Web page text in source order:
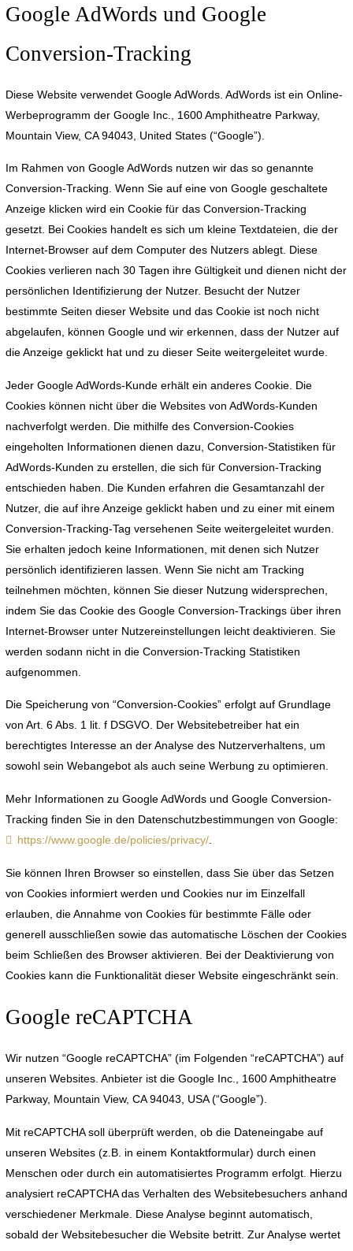
Google AdWords und Google
Conversion-Tracking
Diese Website verwendet Google AdWords. AdWords ist ein Online-
Werbeprogramm der Google Inc., 1600 Amphitheatre Parkway,
Mountain View, CA 94043, United States (“Google”).
Im Rahmen von Google AdWords nutzen wir das so genannte
Conversion-Tracking. Wenn Sie auf eine von Google geschaltete
Anzeige klicken wird ein Cookie für das Conversion-Tracking
gesetzt. Bei Cookies handelt es sich um kleine Textdateien, die der
Internet-Browser auf dem Computer des Nutzers ablegt. Diese
Cookies verlieren nach 30 Tagen ihre Gültigkeit und dienen nicht der
persönlichen Identifizierung der Nutzer. Besucht der Nutzer
bestimmte Seiten dieser Website und das Cookie ist noch nicht
abgelaufen, können Google und wir erkennen, dass der Nutzer auf
die Anzeige geklickt hat und zu dieser Seite weitergeleitet wurde.
Jeder Google AdWords-Kunde erhält ein anderes Cookie. Die
Cookies können nicht über die Websites von AdWords-Kunden
nachverfolgt werden. Die mithilfe des Conversion-Cookies
eingeholten Informationen dienen dazu, Conversion-Statistiken für
AdWords-Kunden zu erstellen, die sich für Conversion-Tracking
entschieden haben. Die Kunden erfahren die Gesamtanzahl der
Nutzer, die auf ihre Anzeige geklickt haben und zu einer mit einem
Conversion-Tracking-Tag versehenen Seite weitergeleitet wurden.
Sie erhalten jedoch keine Informationen, mit denen sich Nutzer
persönlich identifizieren lassen. Wenn Sie nicht am Tracking
teilnehmen möchten, können Sie dieser Nutzung widersprechen,
indem Sie das Cookie des Google Conversion-Trackings über ihren
Internet-Browser unter Nutzereinstellungen leicht deaktivieren. Sie
werden sodann nicht in die Conversion-Tracking Statistiken
aufgenommen.
Die Speicherung von “Conversion-Cookies” erfolgt auf Grundlage
von Art. 6 Abs. 1 lit. f DSGVO. Der Websitebetreiber hat ein
berechtigtes Interesse an der Analyse des Nutzerverhaltens, um
sowohl sein Webangebot als auch seine Werbung zu optimieren.
Mehr Informationen zu Google AdWords und Google Conversion-
Tracking finden Sie in den Datenschutzbestimmungen von Google:
https://www.google.de/policies/privacy/
Sie können Ihren Browser so einstellen, dass Sie über das Setzen
von Cookies informiert werden und Cookies nur im Einzelfall
erlauben, die Annahme von Cookies für bestimmte Fälle oder
generell ausschließen sowie das automatische Löschen der Cookies
beim Schließen des Browser aktivieren. Bei der Deaktivierung von
Cookies kann die Funktionalität dieser Website eingeschränkt sein.
Google reCAPTCHA
Wir nutzen “Google reCAPTCHA” (im Folgenden “reCAPTCHA”) auf
unseren Websites. Anbieter ist die Google Inc., 1600 Amphitheatre
Parkway, Mountain View, CA 94043, USA (“Google”).
Mit reCAPTCHA soll überprüft werden, ob die Dateneingabe auf
unseren Websites (z.B. in einem Kontaktformular) durch einen
Menschen oder durch ein automatisiertes Programm erfolgt. Hierzu
analysiert reCAPTCHA das Verhalten des Websitebesuchers anhand
verschiedener Merkmale. Diese Analyse beginnt automatisch,
sobald der Websitebesucher die Website betritt. Zur Analyse wertet